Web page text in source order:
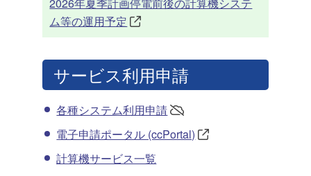
ム等の運用予定
サービス利用申請
各種システム利用申請
電子申請ポータル (ccPortal)
計算機サービス一覧